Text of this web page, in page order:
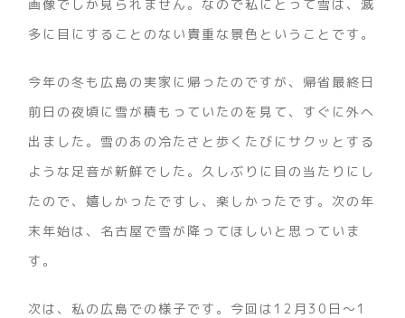
画像でしか見られません。なので私にとって雪は、滅
多に目にすることのない貴重な景色ということです。
今年の冬も広島の実家に帰ったのですが、帰省最終日
前日の夜頃に雪が積もっていたのを見て、すぐに外へ
出ました。雪のあの冷たさと歩くたびにサクッとする
ような足音が新鮮でした。久しぶりに目の当たりにし
たので、嬉しかったですし、楽しかったです。次の年
末年始は、名古屋で雪が降ってほしいと思っていま
す。
次は、私の広島での様子です。今回は12月30日～1